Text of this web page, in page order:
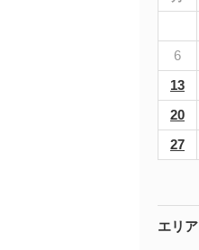
6
13
20
27
エリア